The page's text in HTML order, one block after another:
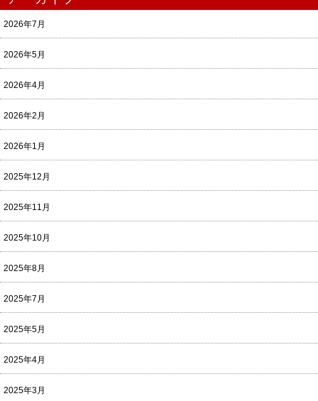
2026年7月
2026年5月
2026年4月
2026年2月
2026年1月
2025年12月
2025年11月
2025年10月
2025年8月
2025年7月
2025年5月
2025年4月
2025年3月